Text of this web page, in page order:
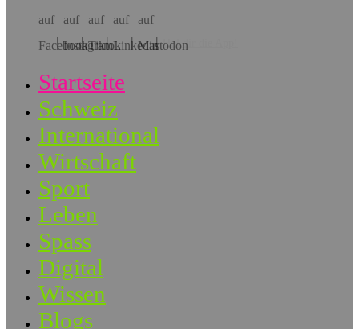
Hol dir die App!
Startseite
Schweiz
International
Wirtschaft
Sport
Leben
Spass
Digital
Wissen
Blogs